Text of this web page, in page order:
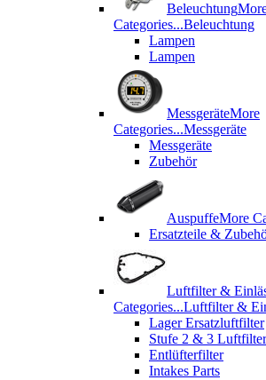
Beleuchtung
Categories...Beleuchtung
Lampen
Lampen
MessgeräteMore
Categories...Messgeräte
Messgeräte
Zubehör
AuspuffeMore
Ersatzteile &
Luftfilter &
Categories...Luftfilter &
Lager Ersatzluftfilter
Stufe 2 & 3 Luftfilter
Entlüfterfilter
Intakes Parts